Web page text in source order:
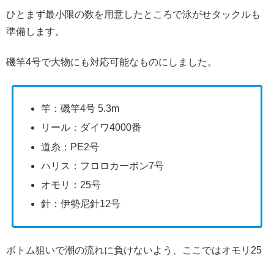
ひとまず最小限の数を用意したところで泳がせタックルも
準備します。
磯竿4号で大物にも対応可能なものにしました。
竿：磯竿4号 5.3m
リール：ダイワ4000番
道糸：PE2号
ハリス：フロロカーボン7号
オモリ：25号
針：伊勢尼針12号
ボトム狙いで潮の流れに負けないよう、ここではオモリ25